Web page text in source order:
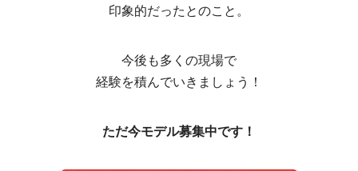
印象的だったとのこと。
今後も多くの現場で
経験を積んでいきましょう！
ただ今モデル募集中です！